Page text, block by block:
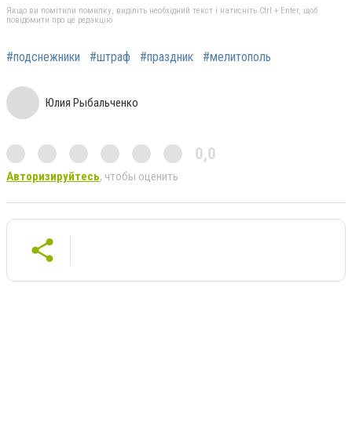
Якщо ви помітили помилку, виділіть необхідний текст і натисніть Ctrl + Enter, щоб
повідомити про це редакцію
#подснежники #штраф #праздник #мелитополь
Юлия Рыбальченко
0,0
Авторизируйтесь, чтобы оценить